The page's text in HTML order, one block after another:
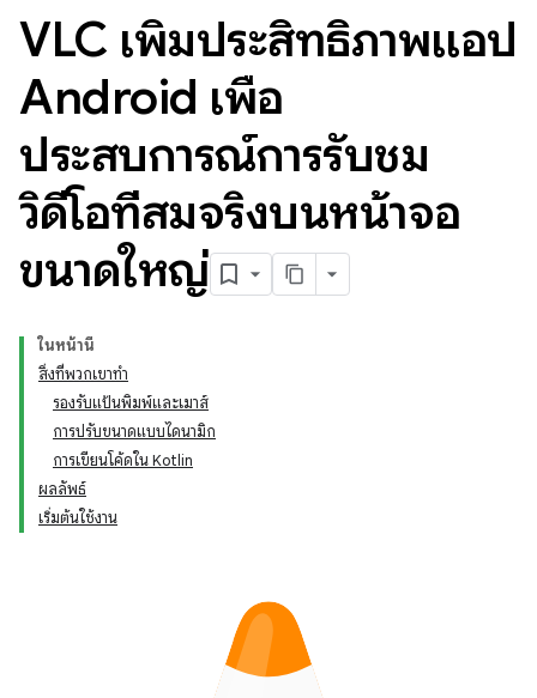
VLC เพิ่มประสิทธิภาพแอป
Android เพื่อ
ประสบการณ์การรับชม
วิดีโอที่สมจริงบนหน้าจอ
ขนาดใหญ่
ในหน้านี้
สิ่งที่พวกเขาทำ
รองรับแป้นพิมพ์และเมาส์
การปรับขนาดแบบไดนามิก
การเขียนโค้ดใน Kotlin
ผลลัพธ์
เริ่มต้นใช้งาน